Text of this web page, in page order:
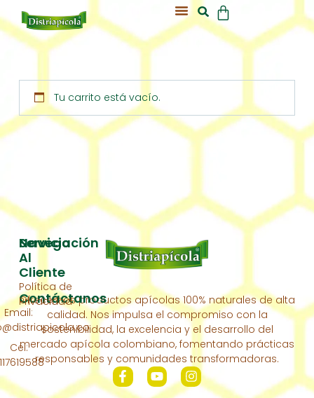
Tu carrito está vacío.
Ofrecemos productos apícolas 100% naturales de alta
calidad. Nos impulsa el compromiso con la
sostenibilidad, la excelencia y el desarrollo del
mercado apícola colombiano, fomentando prácticas
responsables y comunidades transformadoras.
Servicio
Al
Cliente
Política de
Privacidad
Navegación
Inicio
Acerca
De
Nosotros
Nuestra
Colmena
Contáctanos
Contáctanos
Email:
Cel: